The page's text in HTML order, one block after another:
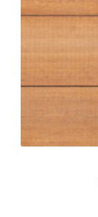
Aufbewahrung